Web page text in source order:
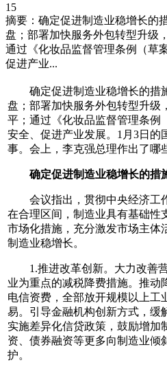
15
摘要：确定促进制造业稳增长的
盘；部署加快服务外包转型升级
通过《化妆品监督管理条例（草
促进产业...
确定促进制造业稳增长的措
盘；部署加快服务外包转型升级
平；通过《化妆品监督管理条例
安全、促进产业发展。1月3日的
事。会上，李克强总理作出了哪
确定促进制造业稳增长的措
会议指出，贯彻中央经济工
在合理区间，制造业具有基础性
市场化措施，充分激发市场主体
制造业稳增长。
1.推进改革创新。大力改善营
业为重点的减税降费措施。推动
电信资费，全部放开规模以上工
易。引导金融机构创新方式，缓
实施差异化信贷政策，鼓励增加
资、债券融资等更多向制造业倾
护。